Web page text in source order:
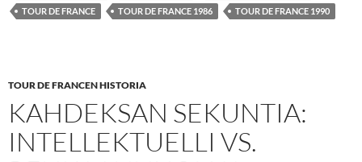
TOUR DE FRANCE
TOUR DE FRANCE 1986 TOUR DE FRANCE 1990
TOUR DE FRANCEN HISTORIA
KAHDEKSAN SEKUNTIA:
INTELLEKTUELLI VS.